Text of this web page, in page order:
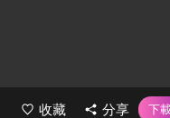
收藏 分享